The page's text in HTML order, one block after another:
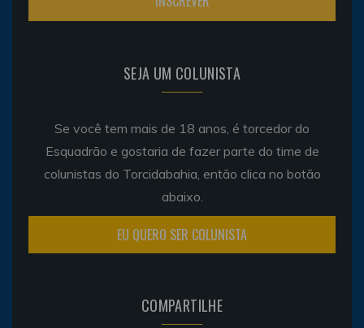
SEJA UM COLUNISTA
Se você tem mais de 18 anos, é torcedor do
Esquadrão e gostaria de fazer parte do time de
colunistas do Torcidabahia, então clica no botão
abaixo.
EU QUERO SER COLUNISTA
COMPARTILHE